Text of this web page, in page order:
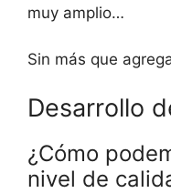
muy amplio…
Sin más que
Desarrollo
¿Cómo
nivel de